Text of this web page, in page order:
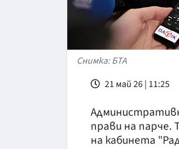
Снимка: БТА
21 май 26 | 11:25
прави на
на кабинета